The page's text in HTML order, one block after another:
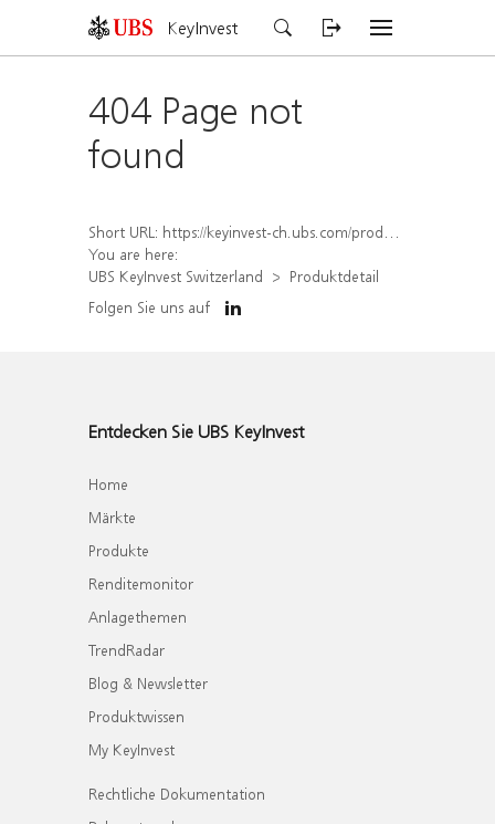
KeyInvest
404 Page not
found
Short URL: https://keyinvest-ch.ubs.com/produkt/detail/index/isin/CH1569448686
You are here:
UBS KeyInvest Switzerland
Produktdetail
Folgen Sie uns auf
Entdecken Sie UBS KeyInvest
Home
Märkte
Produkte
Renditemonitor
Anlagethemen
TrendRadar
Blog & Newsletter
Produktwissen
My KeyInvest
Rechtliche Dokumentation